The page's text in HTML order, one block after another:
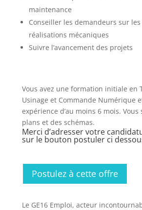
maintenance
Conseiller les demandeurs sur
réalisations mécaniques
Suivre l’avancement des projets
Vous avez une formation initiale en
Usinage et Commande Numérique
expérience d’au moins 6 mois. Vous
plans et des schémas.
Merci d’adresser votre
sur le bouton postuler ci
Postulez à cette offre
Le GE16 Emploi, acteur